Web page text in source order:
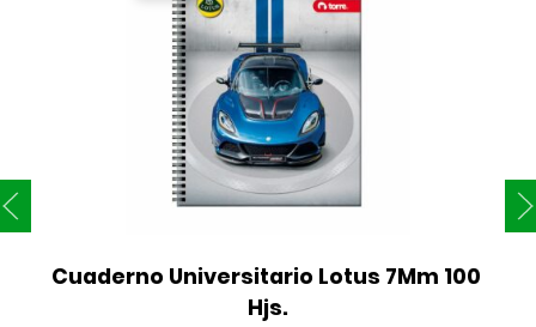
Cuaderno Universitario Lotus 7Mm 100
Hjs.